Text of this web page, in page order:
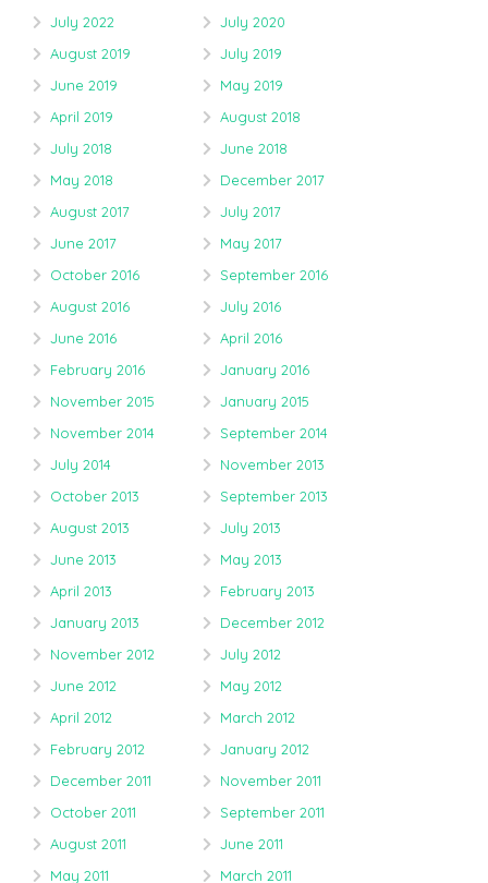
July 2022
July 2020
August 2019
July 2019
June 2019
May 2019
April 2019
August 2018
July 2018
June 2018
May 2018
December 2017
August 2017
July 2017
June 2017
May 2017
October 2016
September 2016
August 2016
July 2016
June 2016
April 2016
February 2016
January 2016
November 2015
January 2015
November 2014
September 2014
July 2014
November 2013
October 2013
September 2013
August 2013
July 2013
June 2013
May 2013
April 2013
February 2013
January 2013
December 2012
November 2012
July 2012
June 2012
May 2012
April 2012
March 2012
February 2012
January 2012
December 2011
November 2011
October 2011
September 2011
August 2011
June 2011
May 2011
March 2011